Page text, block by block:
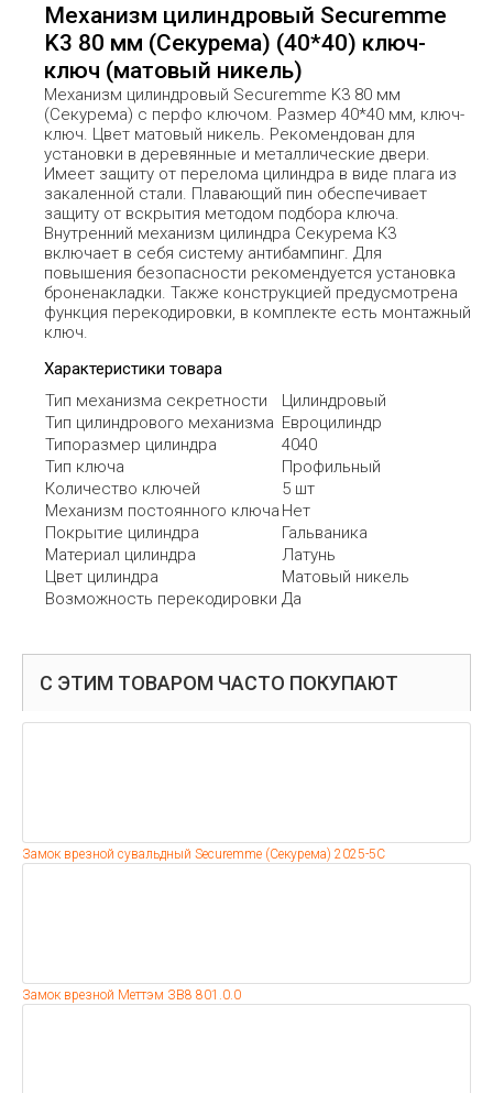
Механизм цилиндровый Securemme
K3 80 мм (Секурема) (40*40) ключ-
ключ (матовый никель)
Механизм цилиндровый Securemme K3 80 мм
(Секурема) с перфо ключом. Размер 40*40 мм, ключ-
ключ. Цвет матовый никель. Рекомендован для
установки в деревянные и металлические двери.
Имеет защиту от перелома цилиндра в виде плага из
закаленной стали. Плавающий пин обеспечивает
защиту от вскрытия методом подбора ключа.
Внутренний механизм цилиндра Секурема К3
включает в себя систему антибампинг. Для
повышения безопасности рекомендуется установка
броненакладки. Также конструкцией предусмотрена
функция перекодировки, в комплекте есть монтажный
ключ.
Характеристики товара
Тип механизма секретности
Цилиндровый
Тип цилиндрового механизма Евроцилиндр
Типоразмер цилиндра
4040
Тип ключа
Профильный
Количество ключей
5 шт
Механизм постоянного ключа Нет
Покрытие цилиндра
Гальваника
Материал цилиндра
Латунь
Цвет цилиндра
Матовый никель
Возможность перекодировки Да
С ЭТИМ ТОВАРОМ ЧАСТО ПОКУПАЮТ
Замок врезной сувальдный Securemme (Секурема) 2025-5С
Замок врезной Меттэм ЗВ8 801.0.0